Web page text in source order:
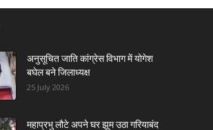
अनुसूचित जाति कांग्रेस विभाग में योगेश
बघेल बने जिलाध्यक्ष
25 July 2026
महाप्रभु लौटे अपने घर झूम उठा गरियाबंद